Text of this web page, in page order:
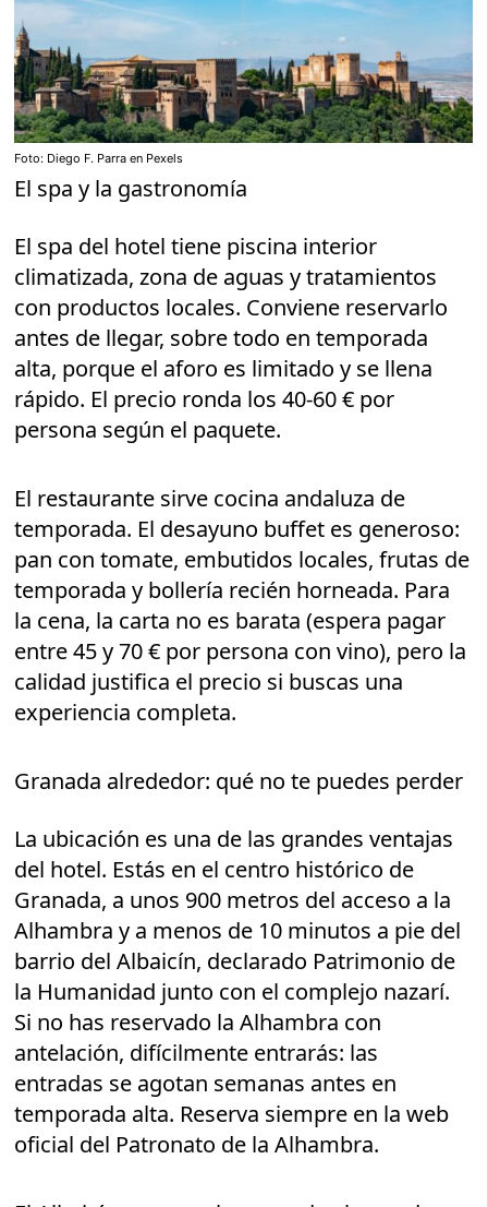
Foto: Diego F. Parra en Pexels
El spa y la gastronomía
El spa del hotel tiene piscina interior
climatizada, zona de aguas y tratamientos
con productos locales. Conviene reservarlo
antes de llegar, sobre todo en temporada
alta, porque el aforo es limitado y se llena
rápido. El precio ronda los 40-60 € por
persona según el paquete.
El restaurante sirve cocina andaluza de
temporada. El desayuno buffet es generoso:
pan con tomate, embutidos locales, frutas de
temporada y bollería recién horneada. Para
la cena, la carta no es barata (espera pagar
entre 45 y 70 € por persona con vino), pero la
calidad justifica el precio si buscas una
experiencia completa.
Granada alrededor: qué no te puedes perder
La ubicación es una de las grandes ventajas
del hotel. Estás en el centro histórico de
Granada, a unos 900 metros del acceso a la
Alhambra y a menos de 10 minutos a pie del
barrio del Albaicín, declarado Patrimonio de
la Humanidad junto con el complejo nazarí.
Si no has reservado la Alhambra con
antelación, difícilmente entrarás: las
entradas se agotan semanas antes en
temporada alta. Reserva siempre en la web
oficial del Patronato de la Alhambra.